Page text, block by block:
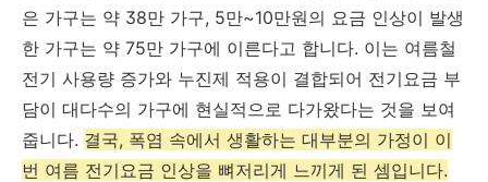
은 가구는 약 38만 가구, 5만~10만원의 요금 인상이 발생
한 가구는 약 75만 가구에 이른다고 합니다. 이는 여름철
전기 사용량 증가와 누진제 적용이 결합되어 전기요금 부
담이 대다수의 가구에 현실적으로 다가왔다는 것을 보여
줍니다. 결국, 폭염 속에서 생활하는 대부분의 가정이 이
번 여름 전기요금 인상을 뼈저리게 느끼게 된 셈입니다.